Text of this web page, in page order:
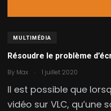
MULTIMÉDIA
Résoudre le problème
By Max . 1 juillet 2020
Il est possible que
vidéo sur VLC,